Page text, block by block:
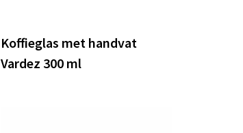
Koffieglas met handvat
Vardez 300 ml